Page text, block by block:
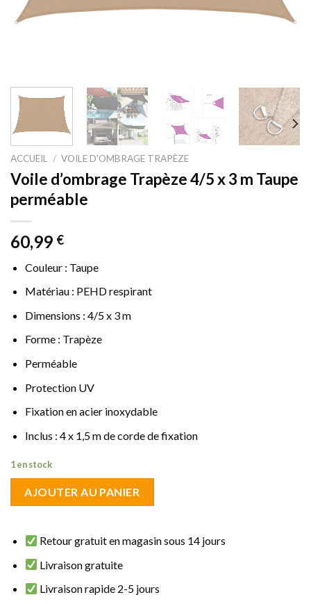
ACCUEIL / VOILE D'OMBRAGE TRAPÈZE
Voile d’ombrage Trapèze 4/5 x 3 m Taupe
perméable
60,99 €
Couleur : Taupe
Matériau : PEHD respirant
Dimensions : 4/5 x 3 m
Forme : Trapèze
Perméable
Protection UV
Fixation en acier inoxydable
Inclus : 4 x 1,5 m de corde de fixation
1 en stock
AJOUTER AU PANIER
Retour gratuit en magasin sous 14 jours
Livraison gratuite
Livraison rapide 2-5 jours